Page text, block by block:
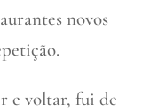
novos
e voltar, fui de